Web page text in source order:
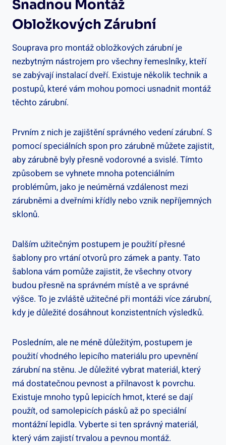
Snadnou Montáž
Obložkových Zárubní
Souprava pro montáž obložkových zárubní je
nezbytným nástrojem pro všechny řemeslníky, kteří
se zabývají instalací dveří. Existuje několik technik a
postupů, které vám mohou pomoci usnadnit montáž
těchto zárubní.
Prvním z nich je zajištění správného vedení zárubní. S
pomocí speciálních spon pro zárubně můžete zajistit,
aby zárubně byly přesně vodorovné a svislé. Tímto
způsobem se vyhnete mnoha potenciálním
problémům, jako je neúměrná vzdálenost mezi
zárubněmi a dveřními křídly nebo vznik nepříjemných
sklonů.
Dalším užitečným postupem je použití přesné
šablony pro vrtání otvorů pro zámek a panty. Tato
šablona vám pomůže zajistit, že všechny otvory
budou přesně na správném místě a ve správné
výšce. To je zvláště užitečné při montáži více zárubní,
kdy je důležité dosáhnout konzistentních výsledků.
Posledním, ale ne méně důležitým, postupem je
použití vhodného lepicího materiálu pro upevnění
zárubní na stěnu. Je důležité vybrat materiál, který
má dostatečnou pevnost a přilnavost k povrchu.
Existuje mnoho typů lepicích hmot, které se dají
použít, od samolepicích pásků až po speciální
montážní lepidla. Vyberte si ten správný materiál,
který vám zajistí trvalou a pevnou montáž.